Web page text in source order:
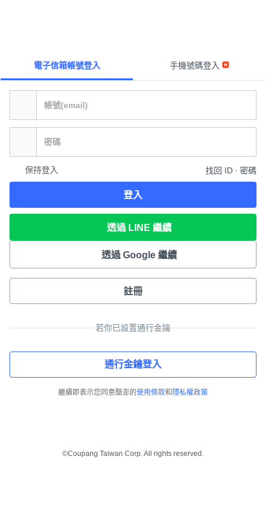
電子信箱帳號登入 手機號碼登入
保持登入 找回 ID ∙ 密碼
登入
透過 LINE 繼續
透過 Google 繼續
註冊
若你已設置通行金鑰
通行金鑰登入
繼續即表示您同意酷澎的使用條款和 隱私權政策
©Coupang Taiwan Corp. All rights reserved.